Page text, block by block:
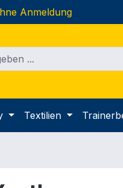
Anmeldung
Textilien